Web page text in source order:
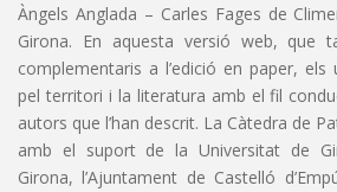
Àngels Anglada – Carles Fages de
Girona. En aquesta versió web, que
complementaris a l’edició en paper, els
pel territori i la literatura amb el fil
autors que l’han descrit. La Càtedra de
amb el suport de la Universitat de
Girona, l’Ajuntament de Castelló